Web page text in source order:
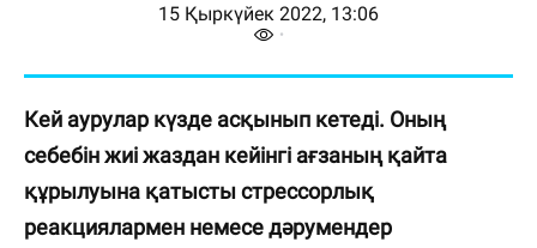
15 Қыркүйек 2022, 13:06
Кей аурулар күзде асқынып кетеді. Оның
себебін жиі жаздан кейінгі ағзаның қайта
құрылуына қатысты стрессорлық
реакциялармен немесе дәрумендер